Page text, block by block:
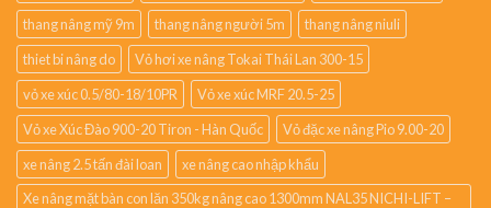
thang nâng mỹ 9m
thang nâng người 5m
thang nâng niuli
thiet bi nâng do
Vỏ hơi xe nâng Tokai Thái Lan 300-15
vỏ xe xúc 0.5/80-18/10PR
Vỏ xe xúc MRF 20.5-25
Vỏ xe Xúc Đào 900-20 Tiron - Hàn Quốc
Vỏ đặc xe nâng Pio 9.00-20
xe nâng 2.5 tấn đài loan
xe nâng cao nhập khẩu
Xe nâng mặt bàn con lăn 350kg nâng cao 1300mm NAL35 NICHI-LIFT –